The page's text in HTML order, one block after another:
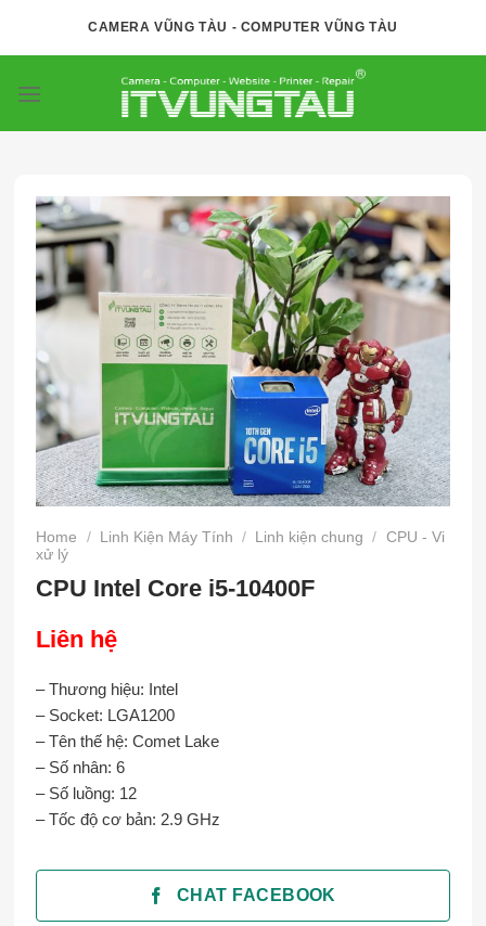
CAMERA VŨNG TÀU - COMPUTER VŨNG TÀU
Home / Linh Kiện Máy Tính / Linh kiện chung / CPU - Vi
xử lý
CPU Intel Core i5-10400F
Liên hệ
– Thương hiệu: Intel
– Socket: LGA1200
– Tên thế hệ: Comet Lake
– Số nhân: 6
– Số luồng: 12
– Tốc độ cơ bản: 2.9 GHz
CHAT FACEBOOK